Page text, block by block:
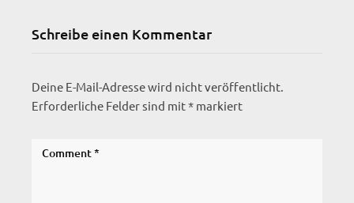
Schreibe einen Kommentar
Deine E-Mail-Adresse wird nicht veröffentlicht.
Erforderliche Felder sind mit* markiert